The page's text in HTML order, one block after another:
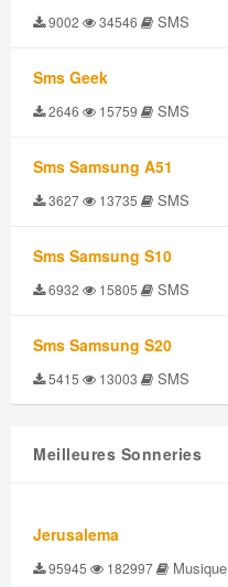
9002 34546 SMS
Sms Geek
2646 15759 SMS
Sms Samsung A51
3627 13735 SMS
Sms Samsung S10
6932 15805 SMS
Sms Samsung S20
5415 13003 SMS
Meilleures Sonneries
Jerusalema
95945 182997 Musique